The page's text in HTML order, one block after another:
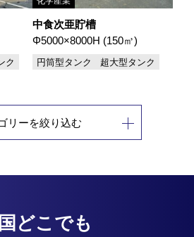
ク
中食次亜貯槽
Φ5000×8000H (150㎥)
円筒型タンク 超大型タンク
リーを絞り込む
どこでも